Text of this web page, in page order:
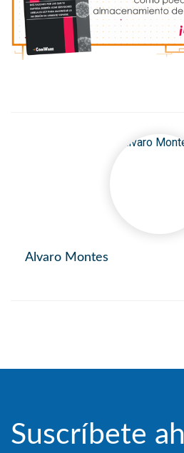
Alvaro Montes
Suscríbete